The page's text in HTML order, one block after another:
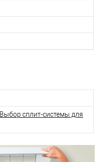
Выбор сплит-системы для